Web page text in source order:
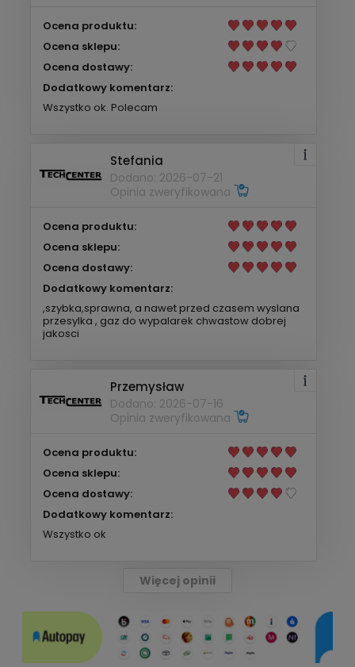
Ocena produktu:
Ocena sklepu:
Ocena dostawy:
Dodatkowy komentarz:
Wszystko ok. Polecam
Stefania
Dodano: 2026-07-21
Opinia zweryfikowana
Ocena produktu:
Ocena sklepu:
Ocena dostawy:
Dodatkowy komentarz:
,szybka,sprawna, a nawet przed czasem wyslana
przesylka , gaz do wypalarek chwastow dobrej
jakosci
Przemysław
Dodano: 2026-07-16
Opinia zweryfikowana
Ocena produktu:
Ocena sklepu:
Ocena dostawy:
Dodatkowy komentarz:
Wszystko ok
Więcej opinii